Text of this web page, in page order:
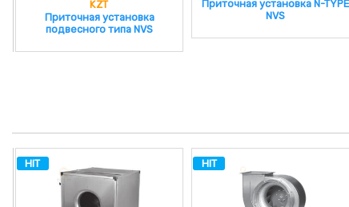
Приточная установка N-TYPE
NVS
KZT
Приточные установки
HIT HIT